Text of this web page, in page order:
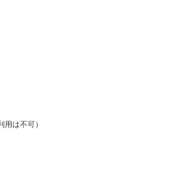
は不可）